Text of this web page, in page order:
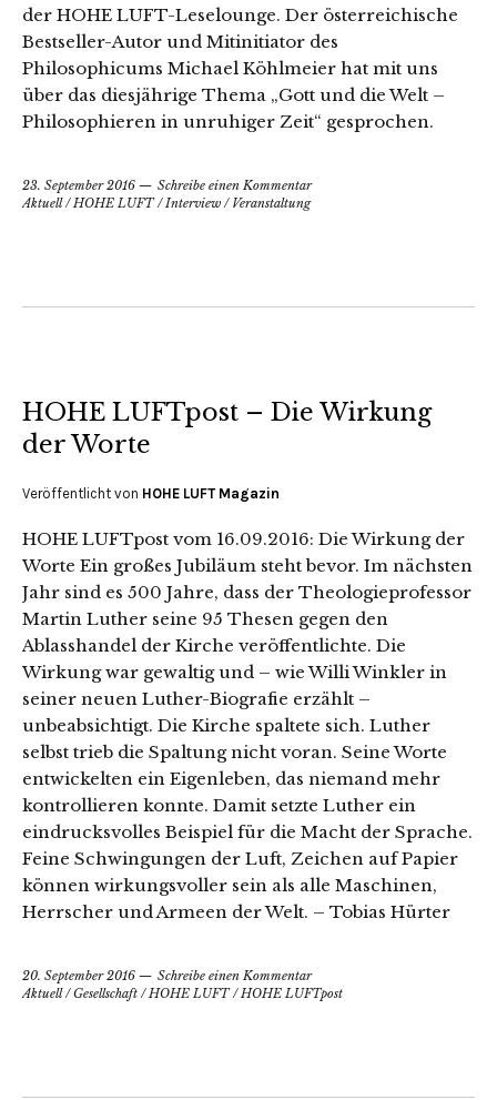
der HOHE LUFT-Leselounge. Der österreichische
Bestseller-Autor und Mitinitiator des
Philosophicums Michael Köhlmeier hat mit uns
über das diesjährige Thema „Gott und die Welt –
Philosophieren in unruhiger Zeit“ gesprochen.
23. September 2016
Schreibe einen Kommentar
Aktuell/HOHE LUFT/Interview / Veranstaltung
HOHE LUFTpost – Die Wirkung
der Worte
Veröffentlicht von HOHE LUFT Magazin
HOHE LUFTpost vom 16.09.2016: Die Wirkung der
Worte Ein großes Jubiläum steht bevor. Im nächsten
Jahr sind es 500 Jahre, dass der Theologieprofessor
Martin Luther seine 95 Thesen gegen den
Ablasshandel der Kirche veröffentlichte. Die
Wirkung war gewaltig und – wie Willi Winkler in
seiner neuen Luther-Biografie erzählt –
unbeabsichtigt. Die Kirche spaltete sich. Luther
selbst trieb die Spaltung nicht voran. Seine Worte
entwickelten ein Eigenleben, das niemand mehr
kontrollieren konnte. Damit setzte Luther ein
eindrucksvolles Beispiel für die Macht der Sprache.
Feine Schwingungen der Luft, Zeichen auf Papier
können wirkungsvoller sein als alle Maschinen,
Herrscher und Armeen der Welt. – Tobias Hürter
20. September 2016
Schreibe einen Kommentar
Aktuell/Gesellschaft /HOHE LUFT/HOHE LUFTpost